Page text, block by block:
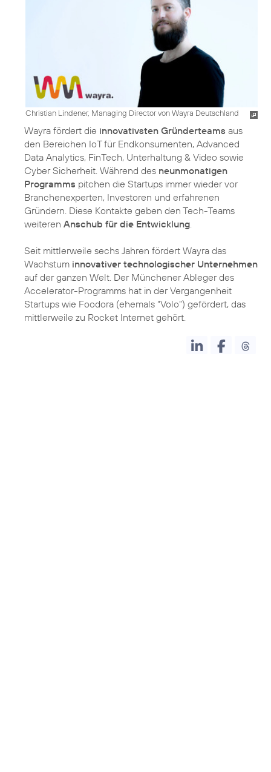
Christian Lindener, Managing Director von Wayra Deutschland
Wayra fördert die innovativsten Gründerteams aus
den Bereichen IoT für Endkonsumenten, Advanced
Data Analytics, FinTech, Unterhaltung & Video sowie
Cyber Sicherheit. Während des neunmonatigen
Programms pitchen die Startups immer wieder vor
Branchenexperten, Investoren und erfahrenen
Gründern. Diese Kontakte geben den Tech-Teams
weiteren Anschub für die Entwicklung
Seit mittlerweile sechs Jahren fördert Wayra das
Wachstum innovativer technologischer Unternehmen
auf der ganzen Welt. Der Münchener Ableger des
Accelerator-Programms hat in der Vergangenheit
Startups wie Foodora (ehemals “Volo”) gefördert, das
mittlerweile zu Rocket Internet gehört.